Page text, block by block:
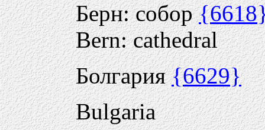
Берн: собор
Bern: cathedral
Болгария{6629}
Bulgaria